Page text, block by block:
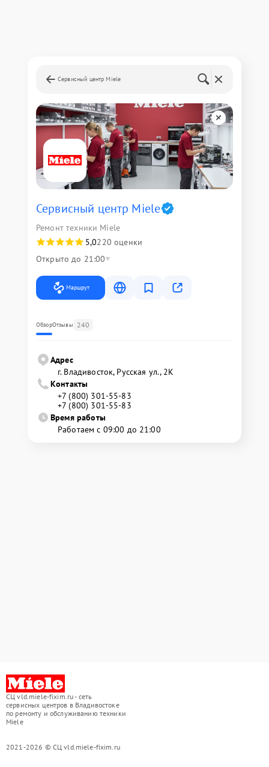
Сервисный центр Miele
Сервисный центр Miele
Ремонт техники Miele
5,0220 оценки
Открыто до 21:00
Маршрут
ОбзорОтзывы 240
Адрес
г. Владивосток, Русская ул., 2К
Контакты
+7 (800) 301-55-83
+7 (800) 301-55-83
Время работы
Работаем с 09:00 до 21:00
СЦ vld.miele-fixim.ru - сеть
сервисных центров в Владивостоке
по ремонту и обслуживанию техники
Miele
2021-2026 © СЦ vld.miele-fixim.ru